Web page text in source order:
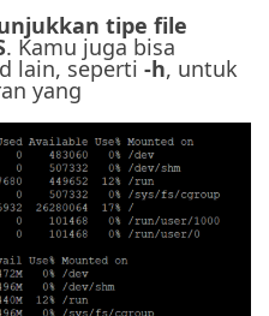
tipe file
. Kamu juga bisa
lain, seperti -h, untuk
yang